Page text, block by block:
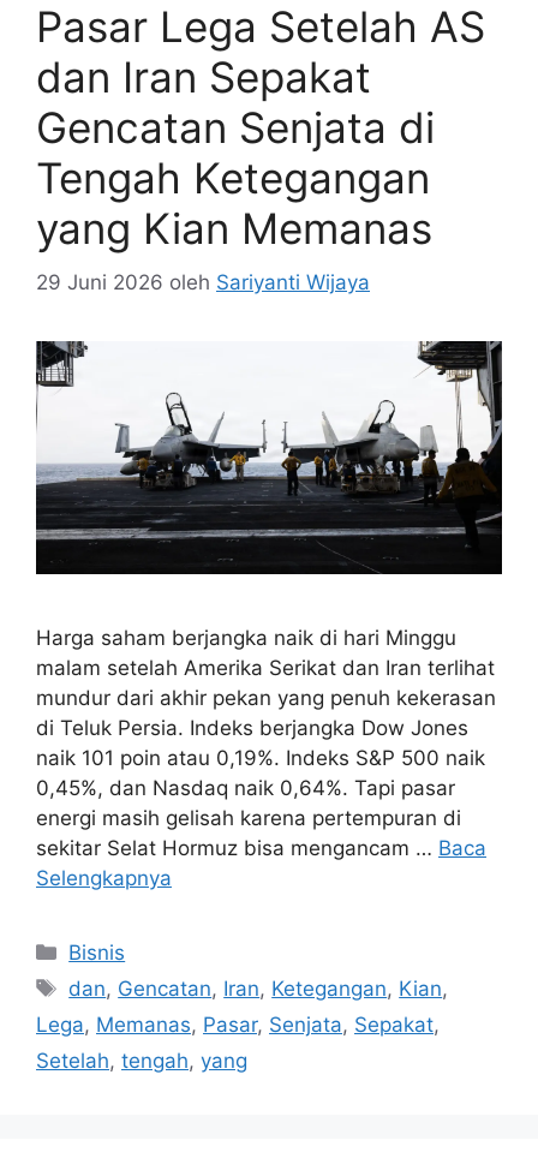
Pasar Lega Setelah AS
dan Iran Sepakat
Gencatan Senjata di
Tengah Ketegangan
yang Kian Memanas
29 Juni 2026 oleh Sariyanti Wijaya
Harga saham berjangka naik di hari Minggu
malam setelah Amerika Serikat dan Iran terlihat
mundur dari akhir pekan yang penuh kekerasan
di Teluk Persia. Indeks berjangka Dow Jones
naik 101 poin atau 0,19%. Indeks S&P 500 naik
0,45%, dan Nasdaq naik 0,64%. Tapi pasar
energi masih gelisah karena pertempuran di
sekitar Selat Hormuz bisa mengancam … Baca
Selengkapnya
Kategori
Bisnis
Tag
dan, Gencatan, Iran, Ketegangan, Kian,
Lega, Memanas, Pasar, Senjata, Sepakat,
Setelah, tengah, yang